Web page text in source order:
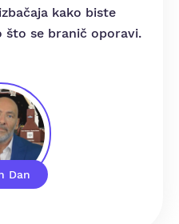
Dan
kako biste
što se branič oporavi.